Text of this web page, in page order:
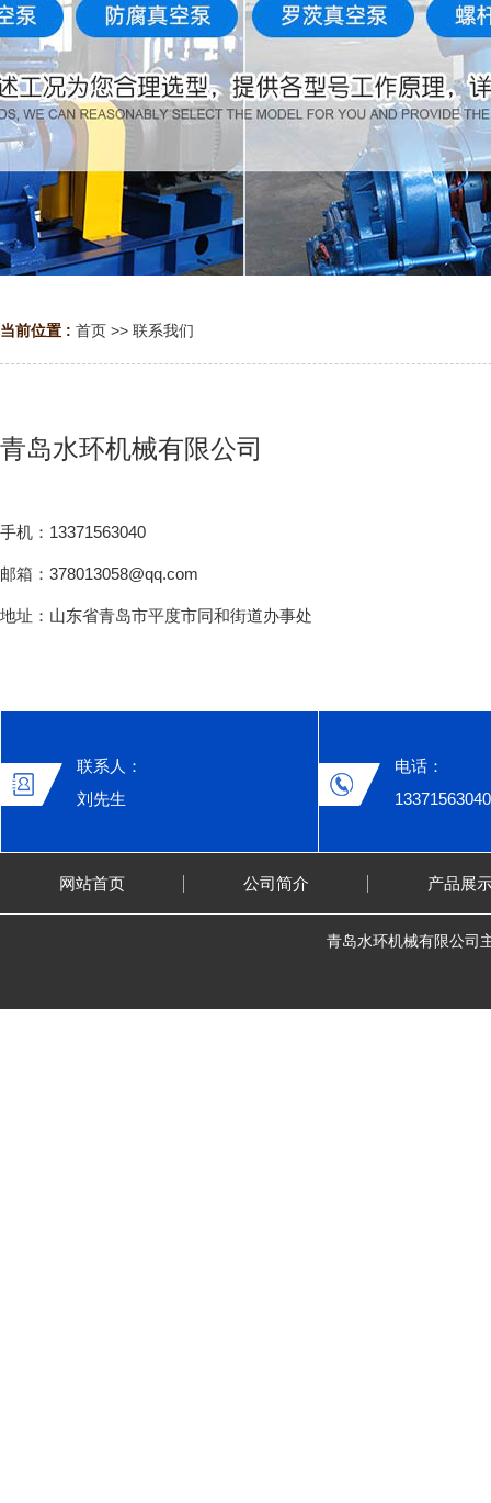
当前位置 : 首页 >> 联系我们
青岛水环机械有限公司
手机：13371563040
邮箱：378013058@qq.com
地址：山东省青岛市平度市同和街道办事处
联系人：
刘先生
电话：
13371563040
网站首页 公司简介 产品展
青岛水环机械有限公司